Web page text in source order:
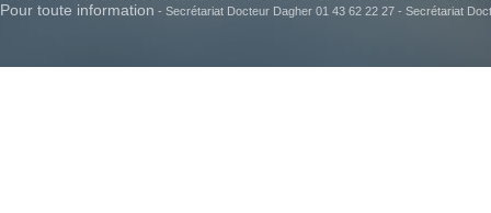
Pour toute information - Secrétariat Docteur Dagher 01 43 62 22 27 - Secrétariat